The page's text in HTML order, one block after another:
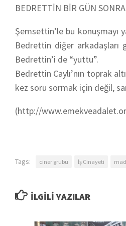
BEDRETTİN BİR GÜN
Şemsettin’le bu konuşmayı
Bedrettin diğer arkadaşları
Bedrettin’i de “yuttu”.
Bedrettin Caylı’nın toprak
kez soru sormak için değil,
(http://
Tags: ciner grubu İş Cinayeti
İLGILI YAZILAR